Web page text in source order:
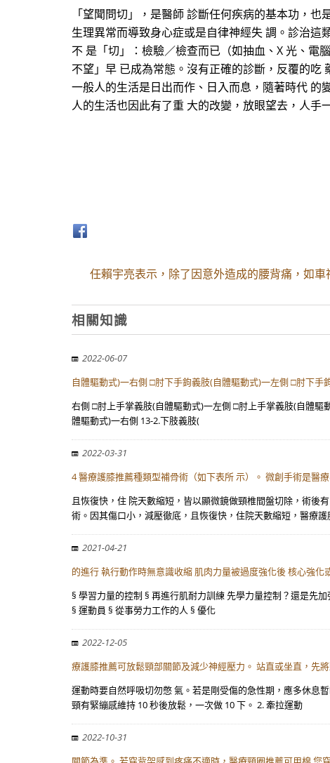
「望聞問切」，是醫師 診斷任何疾病的基本功，也
生理異常而導致身心症或是自律神經失 調。診治
不 是「切」：檢驗／檢查而已（如抽血、X 光、電
不望」早 已成為常態。沒有正確的診斷，反覆的吃
一般人的生活是日出而作、日入而息，隨著時代
人的生活也因此有了重 大的改變，放眼望去，人手
任賴宇亮表示，除了因意外造成的腰背痛，如
相關知識
2022-06-07
自體驅動式)一右側 □肘下手鉤義肢(自體驅動式)一左側 □肘下手
右側 □肘上手掌義肢(自體驅動式)一左側 □肘上手掌義肢(自體
體驅動式)一右側 13-2.下肢義肢(
2022-03-31
4 醫療護膝推薦種類型補骨術（如下表所 示）。 微創手術是醫
且恢復快，住 院天數縮短，皆以顯微鏡做頸椎間盤切除，術後
術。因其傷口小，減壓徹底，且恢復快，住院天數縮短，醫療
2021-04-21
的進行 執行動作時無意識收縮 肌肉力量被過度強化後 核心強化
§ 學習力量的控制 § 再進行肌耐力訓練 先學力量控制？還是先
§ 運動員 § 從事勞力工作的人 § 優化
2022-12-05
療護膝推薦可放鬆頸部關節及減少神經壓力。 站直或坐直，先
運動時要自然呼吸切勿憋 氣。若是剛受傷的急性期，應多休息
頸有緊繃感維持 10 秒後放鬆，一次做 10 下。 2. 牽拉運動
2022-10-31